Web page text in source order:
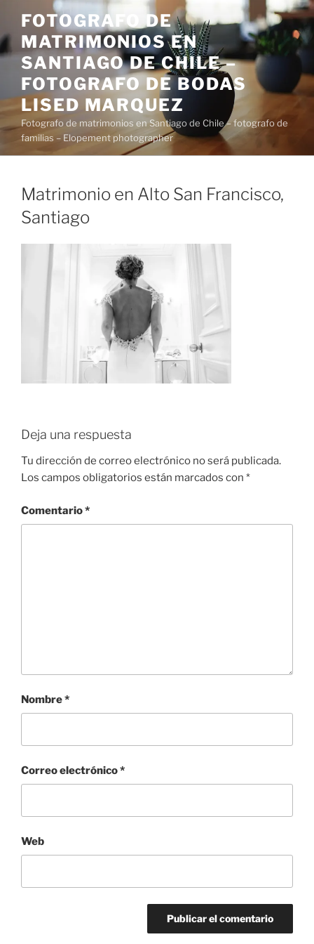
contenido
FOTOGRAFO DE
MATRIMONIOS EN
SANTIAGO DE CHILE –
FOTOGRAFO DE BODAS
LISED MARQUEZ
Fotografo de matrimonios en Santiago de Chile – fotografo de
familias – Elopement photographer
Matrimonio en Alto San Francisco,
Santiago
Deja una respuesta
Tu dirección de correo electrónico no será publicada.
Los campos obligatorios están marcados con *
Comentario*
Nombre*
Correo electrónico*
Web